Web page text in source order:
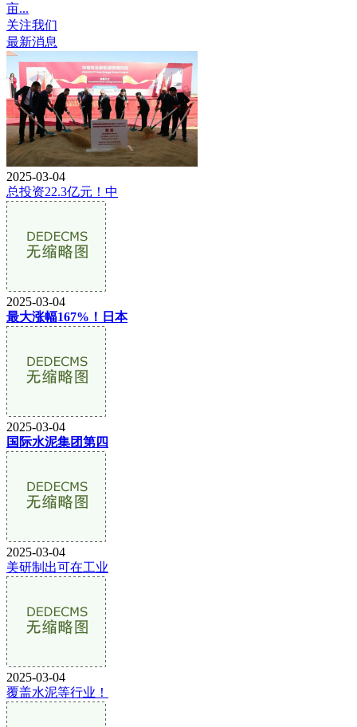
亩...
关注我们
最新消息
2025-03-04
总投资22.3亿元！中
2025-03-04
最大涨幅167%！日本
2025-03-04
国际水泥集团第四
2025-03-04
美研制出可在工业
2025-03-04
覆盖水泥等行业！